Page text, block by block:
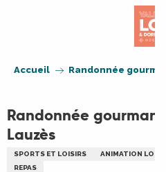
Accueil Randonnée
Randonnée
Lauzès
SPORTS ET LOISIRS ANIMATION
REPAS